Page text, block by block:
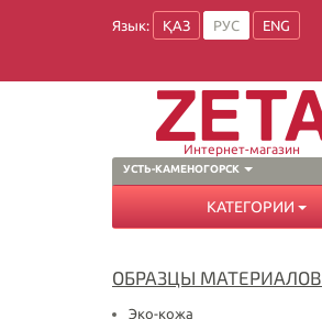
Язык: ҚАЗ РУС ENG
УСТЬ-КАМЕНОГОРСК
Интернет-магазин
КАТЕГОРИИ
ОБРАЗЦЫ МАТЕРИАЛОВ
Эко-кожа